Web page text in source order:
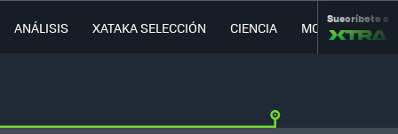
ANÁLISIS XATAKA SELECCIÓN CIENCIA MOVILIDAD
Suscríbete a